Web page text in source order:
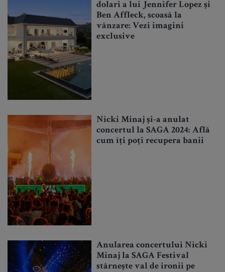
dolari a lui Jennifer Lopez și
Ben Affleck, scoasă la
vânzare: Vezi imagini
exclusive
Nicki Minaj și-a anulat
concertul la SAGA 2024: Află
cum îți poți recupera banii
Anularea concertului Nicki
Minaj la SAGA Festival
stârnește val de ironii pe